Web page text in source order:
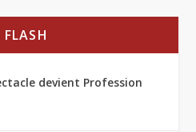
FLASH
devient Profession